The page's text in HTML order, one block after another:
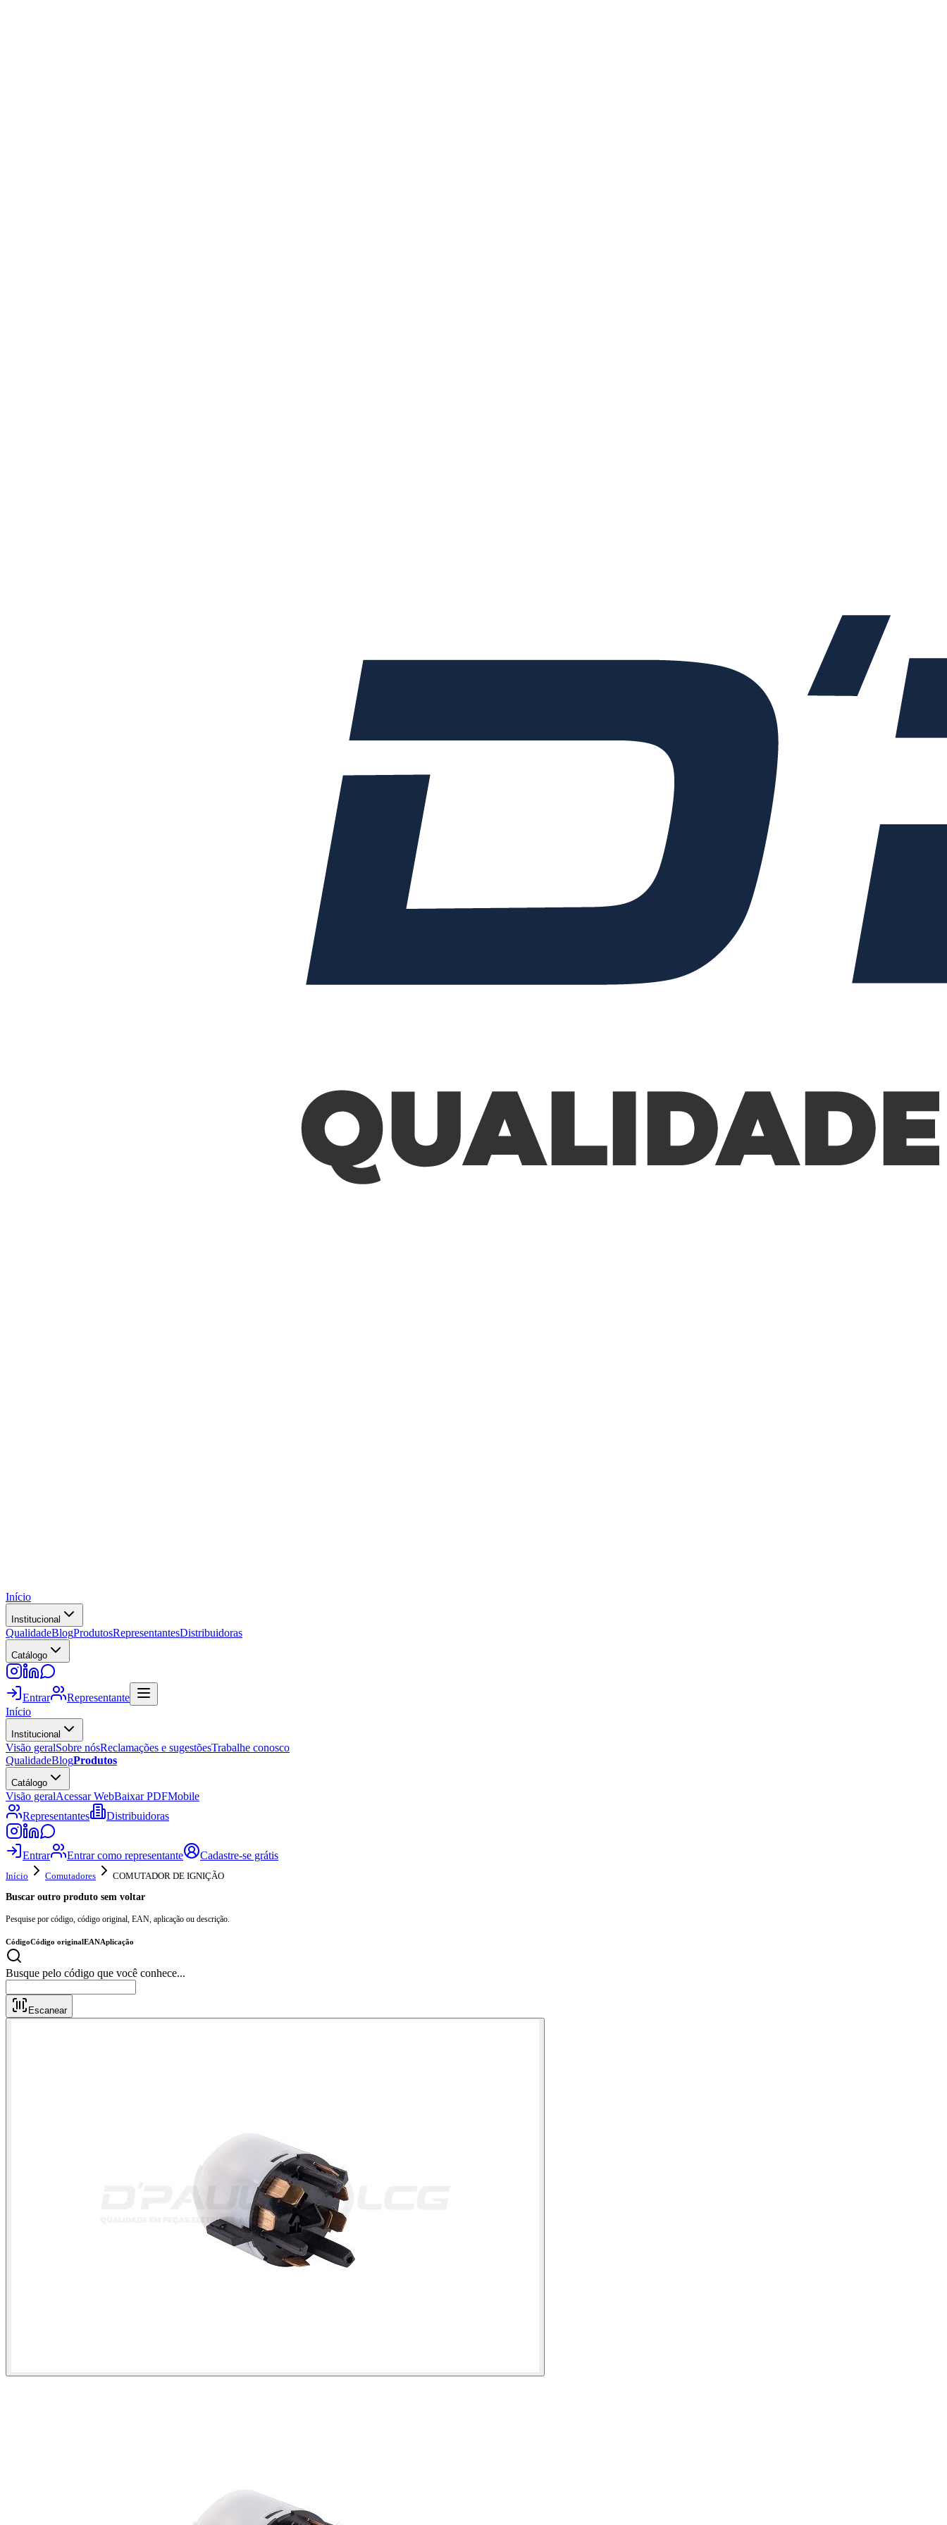
Início
Institucional
QualidadeBlogProdutosRepresentantesDistribuidoras
Catálogo
Entrar
Representante
Início
Institucional
Visão geralSobre nósReclamações e sugestõesTrabalhe conosco
QualidadeBlogProdutos
Catálogo
Visão geralAcessar WebBaixar PDFMobile
Representantes
Distribuidoras
Entrar Entrar como representante Cadastre-se grátis
Início Comutadores
COMUTADOR DE IGNIÇÃO
Buscar outro produto sem voltar
Pesquise por código, código original, EAN, aplicação ou descrição.
CódigoCódigo originalEANAplicação
Busque pelo código que você conhece...
Escanear